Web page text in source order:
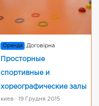
Оренда Договірна
Просторные
спортивные и
хореографические залы
киев · 19 Грудня 2015